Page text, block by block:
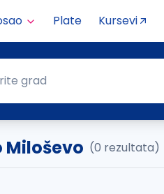
Plate Kursevi
grad
Miloševo (0 rezultata)